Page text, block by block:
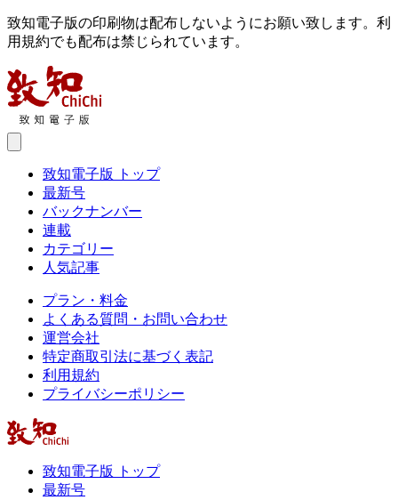
致知電子版の印刷物は配布しないようにお願い致します。利
用規約でも配布は禁じられています。
致知電子版 トップ
最新号
バックナンバー
連載
カテゴリー
人気記事
プラン・料金
よくある質問・お問い合わせ
運営会社
特定商取引法に基づく表記
利用規約
プライバシーポリシー
致知電子版 トップ
最新号